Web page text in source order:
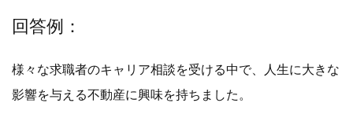
回答例：
様々な求職者のキャリア相談を受ける中で、人生に大きな
影響を与える不動産に興味を持ちました。